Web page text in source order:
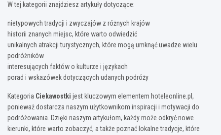
W tej kategorii znajdziesz artykuły dotyczące:
nietypowych tradycji i zwyczajów z różnych krajów
historii znanych miejsc, które warto odwiedzić
unikalnych atrakcji turystycznych, które mogą umknąć uwadze wielu
podróżników
interesujących faktów o kulturze i językach
porad i wskazówek dotyczących udanych podróży
Kategoria Ciekawostki jest kluczowym elementem hoteleonline.pl,
ponieważ dostarcza naszym użytkownikom inspiracji i motywacji do
podróżowania. Dzięki naszym artykułom, każdy może odkryć nowe
kierunki, które warto zobaczyć, a także poznać lokalne tradycje, które